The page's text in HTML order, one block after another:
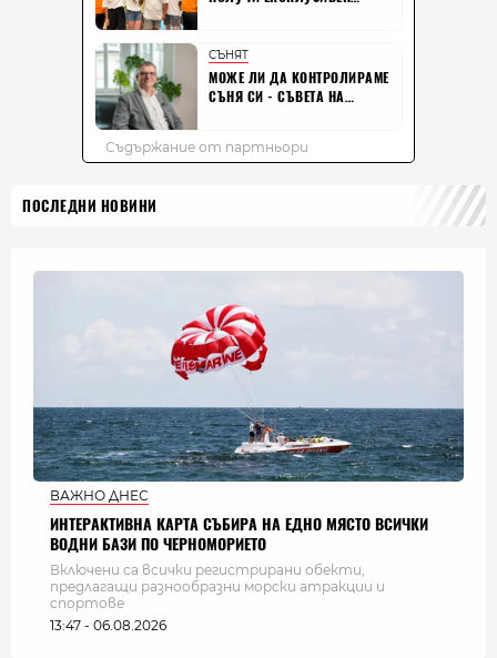
ПОСЛЕДНИ НОВИНИ
ВАЖНО ДНЕС
ИНТЕРАКТИВНА КАРТА СЪБИРА НА ЕДНО МЯСТО ВСИЧКИ
ВОДНИ БАЗИ ПО ЧЕРНОМОРИЕТО
Включени са всички регистрирани обекти,
предлагащи разнообразни морски атракции и
спортове
13:47 - 06.08.2026